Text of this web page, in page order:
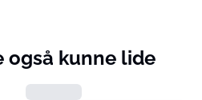
også kunne lide